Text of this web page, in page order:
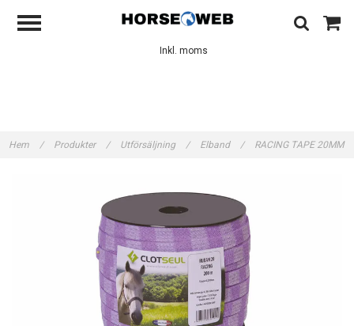
Inkl. moms
Hem / Produkter / Utförsäljning / Elband / RACING TAPE 20MM